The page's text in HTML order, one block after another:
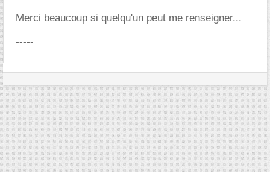
Merci beaucoup si quelqu'un peut me renseigner...
-----